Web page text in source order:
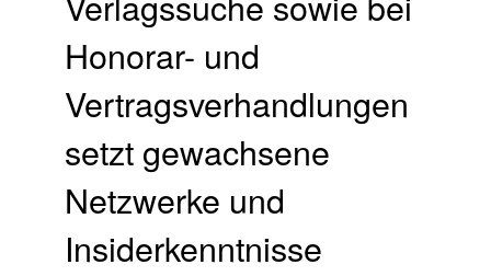
Honorar- und
Vertragsverhandlungen
setzt gewachsene
Netzwerke und
Insiderkenntnisse